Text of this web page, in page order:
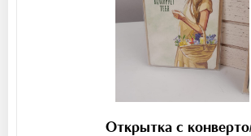
Открытка с